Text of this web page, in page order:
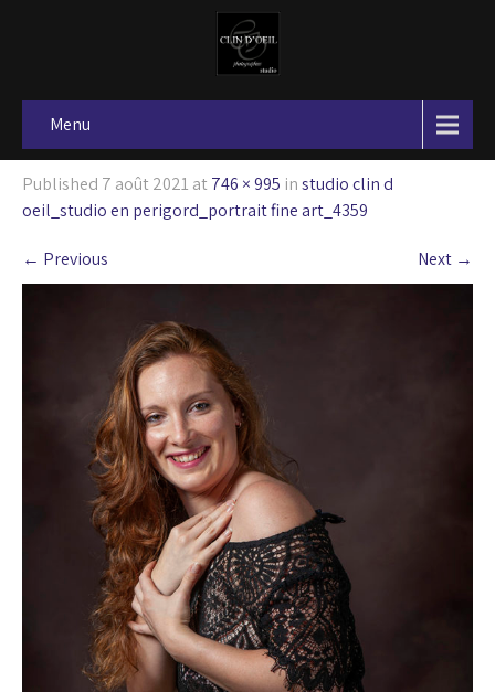
Menu
Published 7 août 2021 at 746 × 995 instudio clin d
oeil_studio en perigord_portrait fine art_4359
← Previous Next →